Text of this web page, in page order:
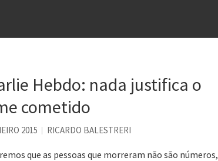
do sucesso
à tristeza”
Hebdo: nada justifica o
cometido
2015 RICARDO BALESTRERI
que as pessoas que morreram não são números,